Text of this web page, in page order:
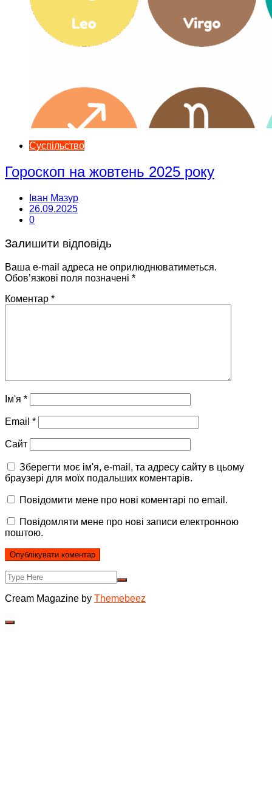
Суспільство
Гороскоп на жовтень 2025 року
Іван Мазур
26.09.2025
0
Залишити відповідь
Ваша e-mail адреса не оприлюднюватиметься.
Обов’язкові поля позначені *
Коментар *
Ім'я *
Email *
Сайт
Зберегти моє ім'я, e-mail, та адресу сайту в цьому
браузері для моїх подальших коментарів.
Повідомити мене про нові коментарі по email.
Повідомляти мене про нові записи електронною
поштою.
Cream Magazine by Themebeez